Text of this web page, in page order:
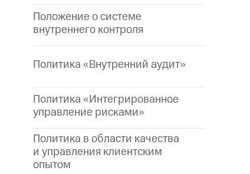
Положение о системе
внутреннего контроля
Политика «Внутренний аудит»
Политика «Интегрированное
управление рисками»
Политика в области качества
и управления клиентским
опытом